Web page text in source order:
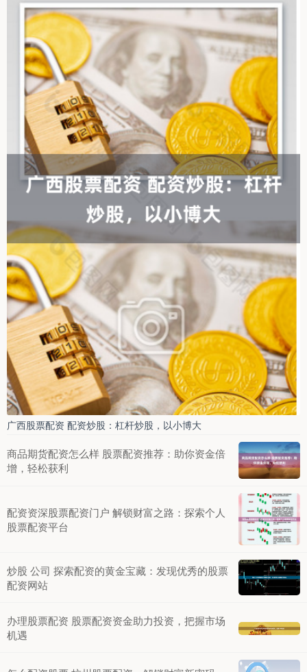
广西股票配资 配资炒股：杠杆炒股，以小博大
商品期货配资怎么样 股票配资推荐：助你资金倍
增，轻松获利
配资资深股票配资门户 解锁财富之路：探索个人
股票配资平台
炒股 公司 探索配资的黄金宝藏：发现优秀的股票
配资网站
办理股票配资 股票配资资金助力投资，把握市场
机遇